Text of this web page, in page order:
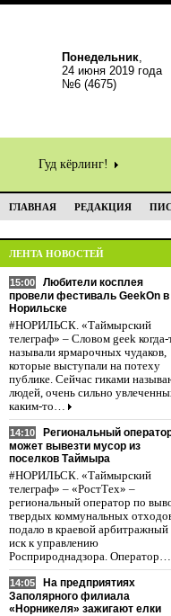
Понедельник,
24 июня 2019 года
№6 (4675)
Гуд кёрлинг!
ГЛАВНАЯ РЕДАКЦИЯ
ЛЕНТА НОВОСТЕЙ
15:00
Любители косплея
провели фестиваль GeekOn в
Норильске
#НОРИЛЬСК. «Таймырский
телеграф» – Словом geek когда-
называли ярмарочных чудаков,
которые выступали на потеху
публике. Сейчас гиками
людей, очень сильно
каким-то…
14:10
Региональный
может вывезти мусор из
поселков Таймыра
#НОРИЛЬСК. «Таймырский
телеграф» – «РостТех» –
региональный оператор по
твердых коммунальных
подало в краевой арбитражный
иск к управлению
Росприроднадзора. Оператор…
14:05
На предприятиях
Заполярного филиала
«Норникеля» зажигают елки